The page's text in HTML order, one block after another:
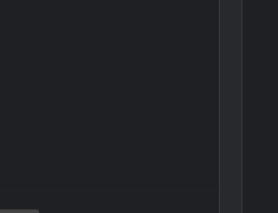
Via Email Imprimir